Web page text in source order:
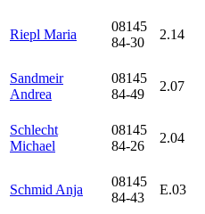
Riepl Maria
08145
84-30
2.14
Sandmeir
Andrea
08145
84-49
2.07
Schlecht
Michael
08145
84-26
2.04
Schmid Anja
08145
84-43
E.03